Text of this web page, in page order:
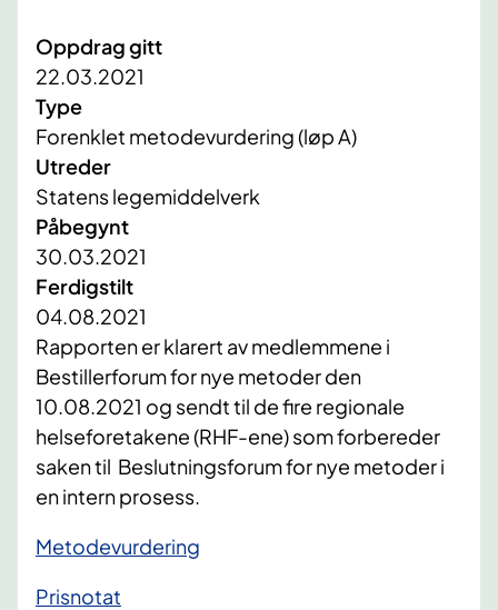
Oppdrag gitt
22.03.2021
Type
Forenklet metodevurdering (løp A)
Utreder
Statens legemiddelverk
Påbegynt
30.03.2021
Ferdigstilt
04.08.2021
Rapporten er klarert av medlemmene i
Bestillerforum for nye metoder den
10.08.2021 og sendt til de fire regionale
helseforetakene (RHF-ene) som forbereder
saken til Beslutningsforum for nye metoder i
en intern prosess.​
Metodevurdering​
Prisnotat​​